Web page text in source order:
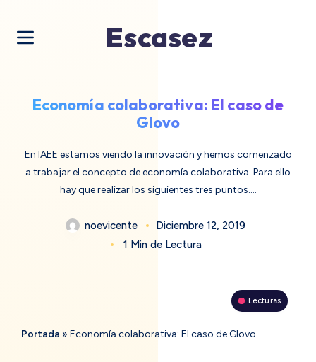
Escasez
Economía colaborativa: El caso de
Glovo
En IAEE estamos viendo la innovación y hemos comenzado
a trabajar el concepto de economía colaborativa. Para ello
hay que realizar los siguientes tres puntos….
noevicente
Diciembre 12, 2019
1 Min de Lectura
Lecturas
Portada » Economía colaborativa: El caso de Glovo